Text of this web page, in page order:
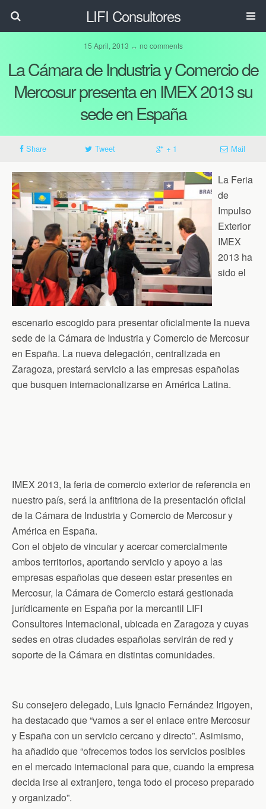
LIFI Consultores
15 April, 2013 ↔ no comments
La Cámara de Industria y Comercio de
Mercosur presenta en IMEX 2013 su
sede en España
Share Tweet + 1 Mail
La Feria
de
Impulso
Exterior
IMEX
2013 ha
sido el
escenario escogido para presentar oficialmente la nueva
sede de la Cámara de Industria y Comercio de Mercosur
en España. La nueva delegación, centralizada en
Zaragoza, prestará servicio a las empresas españolas
que busquen internacionalizarse en América Latina.
IMEX 2013, la feria de comercio exterior de referencia en
nuestro país, será la anfitriona de la presentación oficial
de la Cámara de Industria y Comercio de Mercosur y
América en España.
Con el objeto de vincular y acercar comercialmente
ambos territorios, aportando servicio y apoyo a las
empresas españolas que deseen estar presentes en
Mercosur, la Cámara de Comercio estará gestionada
jurídicamente en España por la mercantil LIFI
Consultores Internacional, ubicada en Zaragoza y cuyas
sedes en otras ciudades españolas servirán de red y
soporte de la Cámara en distintas comunidades.
Su consejero delegado, Luis Ignacio Fernández Irigoyen,
ha destacado que “vamos a ser el enlace entre Mercosur
y España con un servicio cercano y directo”. Asimismo,
ha añadido que “ofrecemos todos los servicios posibles
en el mercado internacional para que, cuando la empresa
decida irse al extranjero, tenga todo el proceso preparado
y organizado”.